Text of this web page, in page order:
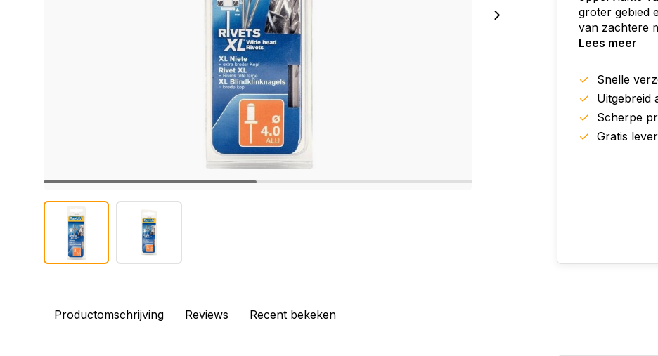
groter gebied
van zachtere
Lees meer
Snelle
Uitgebreid
Scherpe
Gratis
Productomschrijving Reviews Recent bekeken